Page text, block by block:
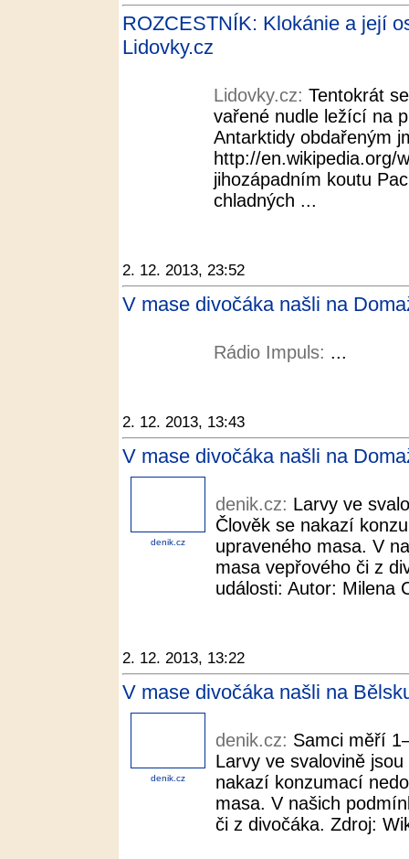
ROZCESTNÍK: Klokánie a její
Lidovky.cz
Lidovky.cz: Tentokrát
vařené nudle ležící na
Antarktidy obdařeným
http://en.wikipedia.org/
jihozápadním koutu
chladných ...
2. 12. 2013, 23:52
V mase divočáka našli na
Rádio Impuls: ...
2. 12. 2013, 13:43
V mase divočáka našli na
denik.cz
denik.cz: Larvy ve
Člověk se nakazí
upraveného masa. V
masa vepřového či z
události: Autor: Milena
2. 12. 2013, 13:22
V mase divočáka našli na
denik.cz
denik.cz: Samci měří
Larvy ve svalovině
nakazí konzumací
masa. V našich
či z divočáka. Zdroj: